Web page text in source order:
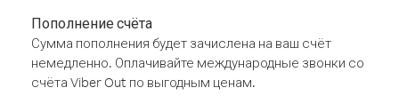
Пополнение счёта
Сумма пополнения будет зачислена на ваш счёт
немедленно. Оплачивайте международные звонки со
счёта Viber Out по выгодным ценам.